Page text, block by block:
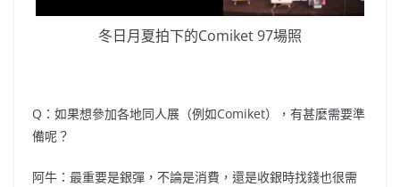
冬日月夏拍下的Comiket 97場照
Q：如果想參加各地同人展（例如Comiket），有甚麼需要準
備呢？
阿牛：最重要是銀彈，不論是消費，還是收銀時找錢也很需